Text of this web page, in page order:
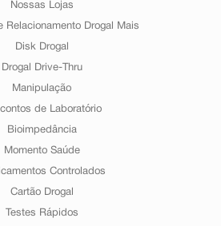
Nossas Lojas
Relacionamento Drogal Mais
Disk Drogal
Drogal Drive-Thru
Manipulação
de Laboratório
Bioimpedância
Momento Saúde
Controlados
Cartão Drogal
Testes Rápidos